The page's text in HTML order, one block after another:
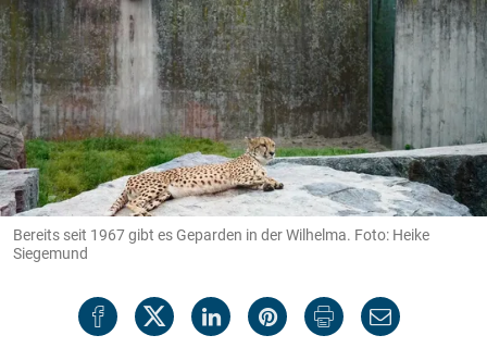
Bereits seit 1967 gibt es Geparden in der Wilhelma. Foto: Heike
Siegemund